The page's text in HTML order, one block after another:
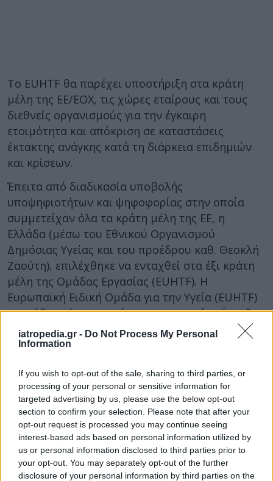
iatropedia.gr - Do Not Process My Personal
Information
If you wish to opt-out of the sale, sharing to third parties, or
processing of your personal or sensitive information for
targeted advertising by us, please use the below opt-out
section to confirm your selection. Please note that after your
opt-out request is processed you may continue seeing
interest-based ads based on personal information utilized by
us or personal information disclosed to third parties prior to
your opt-out. You may separately opt-out of the further
disclosure of your personal information by third parties on the
Το EUHTF θα παρέχει υποστήριξη στα κράτη
μέλη της ΕΕ/ΕΟΧ, τις χώρες εταίρους και τους
διεθνείς οργανισμούς για την έγκαιρη
ετοιμότητα και απόκριση σε καταστάσεις
έκτακτης ανάγκης κατά τη διάρκεια επιδημιών
και κρίσεων.
Έπειτα από διαδικασία υποβολής
υποψηφιοτήτων και ψηφοφορίας στην οποία
συμμετείχαν όλα τα κράτη μέλη της ΕΕ, η
Ελλάδα (μέσω του Εθνικού Οργανισμού
Δημόσιας Υγείας και του προέδρου καθ. Θεοκλή
Ζαούτη), επιλέχθηκε να ενταχθεί στα έξι κράτη
μέλη της Ομάδας Εργασίας (EUHTF). Η
Ευρωπαϊκή Ειδική Ομάδα για την Υγεία (EUHTF)
συστάθηκε έπειτα από την επιτυχημένη έναρξη
της Ευρωπαϊκής Συνόδου Κορυφής για την Υγεία
τον περασμένο Δεκέμβριο του 2020. Το
«εργαλείο» που περιλαμβάνει ηγέτες του
κλάδου, υπεύθυνους χάραξης πολιτικής και
ειδικούς. Σκοπός του είναι να προωθήσει την
πολιτική της ΕΕ στον τομέα της υγείας μέσω
συναντήσεων υψηλού επιπέδου με ομάδες
εργασίας καθώς και δημόσιων διαβουλεύσεων.
Στόχος δεν είναι μόνο η δημιουργία ενός